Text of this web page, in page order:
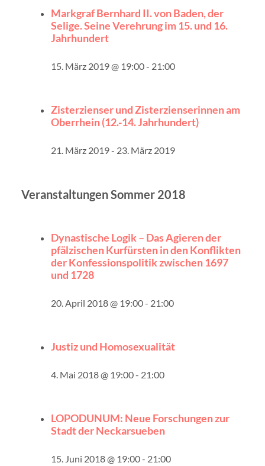
Markgraf Bernhard II. von Baden, der
Selige. Seine Verehrung im 15. und 16.
Jahrhundert
15. März 2019 @ 19:00- 21:00
Zisterzienser und Zisterzienserinnen am
Oberrhein (12.-14. Jahrhundert)
21. März 2019- 23. März 2019
Veranstaltungen Sommer 2018
Dynastische Logik – Das Agieren der
pfälzischen Kurfürsten in den Konflikten
der Konfessionspolitik zwischen 1697
und 1728
20. April 2018 @ 19:00- 21:00
Justiz und Homosexualität
4. Mai 2018 @ 19:00- 21:00
LOPODUNUM: Neue Forschungen zur
Stadt der Neckarsueben
15. Juni 2018 @ 19:00- 21:00